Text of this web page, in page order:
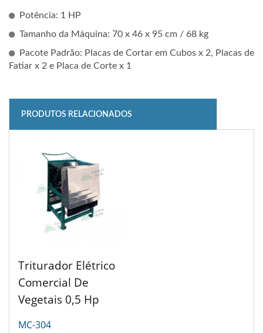
Potência: 1 HP
Tamanho da Máquina: 70 x 46 x 95 cm / 68 kg
Pacote Padrão: Placas de Cortar em Cubos x 2, Placas de
Fatiar x 2 e Placa de Corte x 1
PRODUTOS RELACIONADOS
Triturador Elétrico
Comercial De
Vegetais 0,5 Hp
MC-304